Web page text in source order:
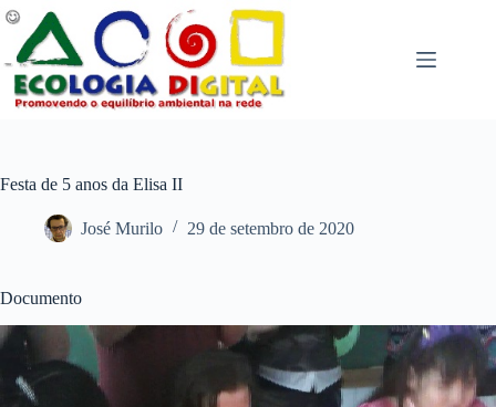
Pular
para
conteúdo
Festa de 5 anos da Elisa II
José Murilo 29 de setembro de 2020
Documento